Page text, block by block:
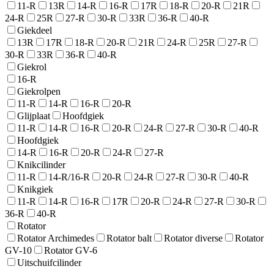
11-R
13R 14-R 16-R 17R 18-R 20-R
21R
24-R
25R 27-R 30-R 33R 36-R
40-R
Giekdeel
13R
17R 18-R 20-R 21R 24-R 25R
27-R
30-R
33R 36-R
40-R
Giekrol
16-R
Giekrolpen
11-R
14-R 16-R
20-R
Glijplaat
Hoofdgiek
11-R
14-R 16-R 20-R 24-R 27-R 30-R
40-R
Hoofdgiek
14-R
16-R 20-R 24-R
27-R
Knikcilinder
11-R
14-R/16-R 20-R 24-R 27-R 30-R
40-R
Knikgiek
11-R
14-R 16-R 17R 20-R 24-R 27-R
30-R
36-R
40-R
Rotator
Rotator Archimedes
Rotator balt Rotator diverse
Rotator
GV-10
Rotator GV-6
Uitschuifcilinder